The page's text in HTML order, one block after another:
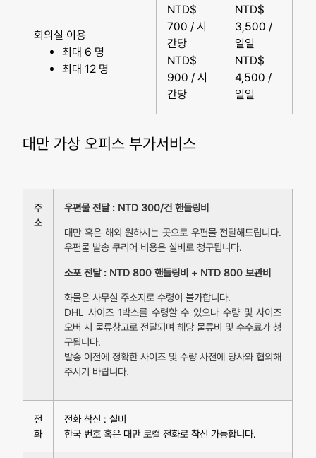
회의실 이용
최대 6 명
최대 12 명
NTD$
700 / 시
간당
NTD$
900 / 시
간당
NTD$
3,500 /
일일
NTD$
4,500 /
일일
대만 가상 오피스 부가서비스
주
소
우편물 전달 : NTD 300/건 핸들링비
대만 혹은 해외 원하시는 곳으로 우편물 전달해드립니다.
우편물 발송 쿠리어 비용은 실비로 청구됩니다.
소포 전달 : NTD 800 핸들링비 + NTD 800 보관비
화물은 사무실 주소지로 수령이 불가합니다.
DHL 사이즈 1박스를 수령할 수 있으나 수량 및 사이즈
오버 시 물류창고로 전달되며 해당 물류비 및 수수료가 청
구됩니다.
발송 이전에 정확한 사이즈 및 수량 사전에 당사와 협의해
주시기 바랍니다.
전
화
전화 착신 : 실비
한국 번호 혹은 대만 로컬 전화로 착신 가능합니다.